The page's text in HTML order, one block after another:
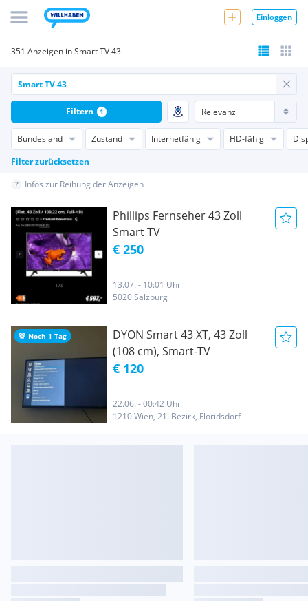
Einloggen
351 Anzeigen in Smart TV 43
Bundesland Zustand Internetfähig HD-fähig
Filter zurücksetzen
Filtern 1
Infos zur Reihung der Anzeigen
Phillips Fernseher 43 Zoll
Smart TV
€ 250
13.07. - 10:01 Uhr
5020 Salzburg
Noch 1 Tag
DYON Smart 43 XT, 43 Zoll
(108 cm), Smart-TV
€ 120
22.06. - 00:42 Uhr
1210 Wien, 21. Bezirk, Floridsdorf